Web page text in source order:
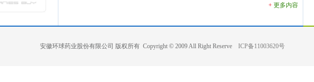
+ 更多内容
安徽环球药业股份有限公司 版权所有 Copyright © 2009 All Right Reserve ICP备11003620号